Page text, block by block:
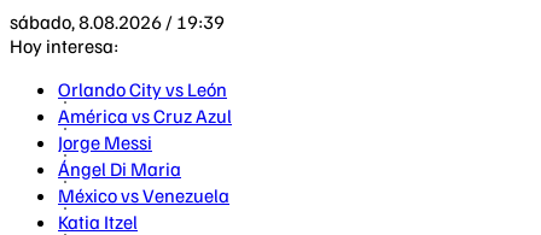
sábado, 8.08.2026 / 19:39
Hoy interesa:
Orlando City vs León
América vs Cruz Azul
Jorge Messi
Ángel Di Maria
México vs Venezuela
Katia Itzel